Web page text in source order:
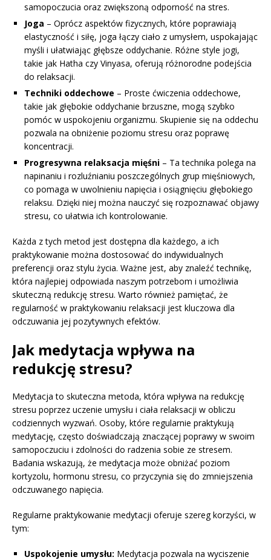
samopoczucia oraz zwiększoną odporność na stres.
Joga – Oprócz aspektów fizycznych, które poprawiają
elastyczność i siłę, joga łączy ciało z umysłem, uspokajając
myśli i ułatwiając głębsze oddychanie. Różne style jogi,
takie jak Hatha czy Vinyasa, oferują różnorodne podejścia
do relaksacji.
Techniki oddechowe – Proste ćwiczenia oddechowe,
takie jak głębokie oddychanie brzuszne, mogą szybko
pomóc w uspokojeniu organizmu. Skupienie się na oddechu
pozwala na obniżenie poziomu stresu oraz poprawę
koncentracji.
Progresywna relaksacja mięśni – Ta technika polega na
napinaniu i rozluźnianiu poszczególnych grup mięśniowych,
co pomaga w uwolnieniu napięcia i osiągnięciu głębokiego
relaksu. Dzięki niej można nauczyć się rozpoznawać objawy
stresu, co ułatwia ich kontrolowanie.
Każda z tych metod jest dostępna dla każdego, a ich
praktykowanie można dostosować do indywidualnych
preferencji oraz stylu życia. Ważne jest, aby znaleźć technikę,
która najlepiej odpowiada naszym potrzebom i umożliwia
skuteczną redukcję stresu. Warto również pamiętać, że
regularność w praktykowaniu relaksacji jest kluczowa dla
odczuwania jej pozytywnych efektów.
Jak medytacja wpływa na
redukcję stresu?
Medytacja to skuteczna metoda, która wpływa na redukcję
stresu poprzez uczenie umysłu i ciała relaksacji w obliczu
codziennych wyzwań. Osoby, które regularnie praktykują
medytację, często doświadczają znaczącej poprawy w swoim
samopoczuciu i zdolności do radzenia sobie ze stresem.
Badania wskazują, że medytacja może obniżać poziom
kortyzolu, hormonu stresu, co przyczynia się do zmniejszenia
odczuwanego napięcia.
Regularne praktykowanie medytacji oferuje szereg korzyści, w
tym:
Uspokojenie umysłu: Medytacja pozwala na wyciszenie